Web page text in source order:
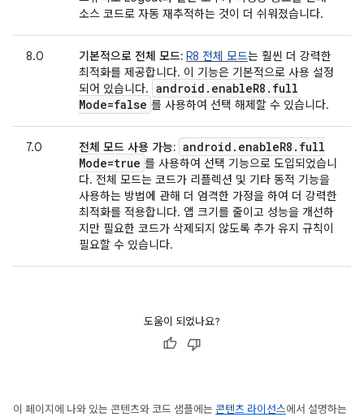
소스 코드로 자동 재추적하는 것이 더 쉬워졌습니다.
8.0 기본적으로 전체 모드: R8 전체 모드는 훨씬 더 강력한
최적화를 제공합니다. 이 기능은 기본적으로 사용 설정
되어 있습니다. android . enableR8 . full
Mode=false 를 사용하여 선택 해제할 수 있습니다.
7.0 전체 모드 사용 가능: android . enableR8 . full
Mode=true 를 사용하여 선택 기능으로 도입되었습니
다. 전체 모드는 코드가 리플렉션 및 기타 동적 기능을
사용하는 방법에 관해 더 엄격한 가정을 하여 더 강력한
최적화를 적용합니다. 앱 크기를 줄이고 성능을 개선하
지만 필요한 코드가 삭제되지 않도록 추가 유지 규칙이
필요할 수 있습니다.
도움이 되었나요?
이 페이지에 나와 있는 콘텐츠와 코드 샘플에는 콘텐츠 라이선스에서 설명하는